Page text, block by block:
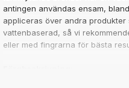
antingen användas ensam,
appliceras över andra produkter
vattenbaserad, så vi
eller med fingrarna för bästa
Everglow: Neutral brun färg